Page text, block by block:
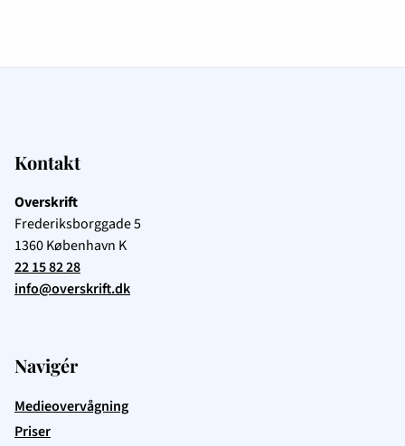
Kontakt
Overskrift
Frederiksborggade 5
1360København K
22 15 82 28
info@overskrift.dk
Navigér
Medieovervågning
Priser